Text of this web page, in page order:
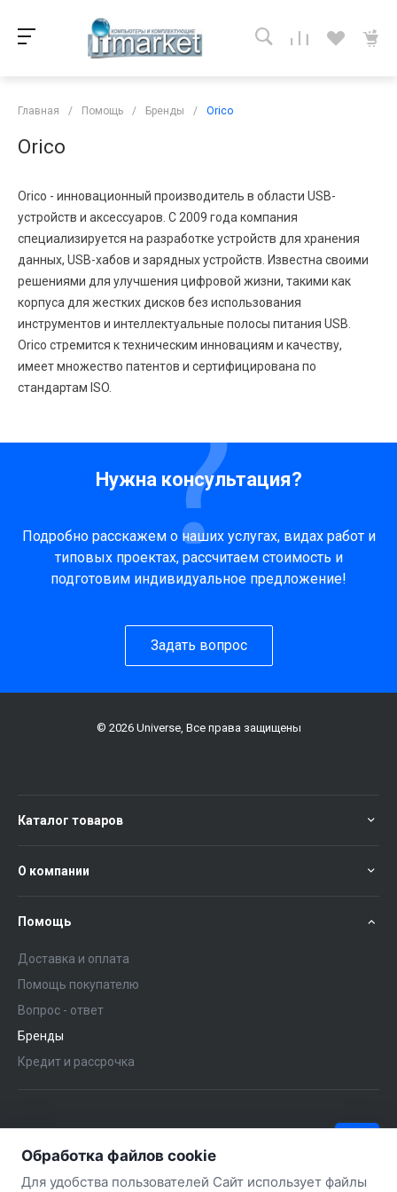
Главная / Помощь / Бренды / Orico
Orico
Orico - инновационный производитель в области USB-
устройств и аксессуаров. С 2009 года компания
специализируется на разработке устройств для хранения
данных, USB-хабов и зарядных устройств. Известна своими
решениями для улучшения цифровой жизни, такими как
корпуса для жестких дисков без использования
инструментов и интеллектуальные полосы питания USB.
Orico стремится к техническим инновациям и качеству,
имеет множество патентов и сертифицирована по
стандартам ISO.
Нужна консультация?
Подробно расскажем о наших услугах, видах работ и
типовых проектах, рассчитаем стоимость и
подготовим индивидуальное предложение!
Задать вопрос
© 2026 Universe, Все права защищены
Каталог товаров
О компании
Помощь
Доставка и оплата
Помощь покупателю
Вопрос - ответ
Бренды
Кредит и рассрочка
+375 (29) 563-57-02
Обработка файлов cookie
Для удобства пользователей Сайт использует файлы